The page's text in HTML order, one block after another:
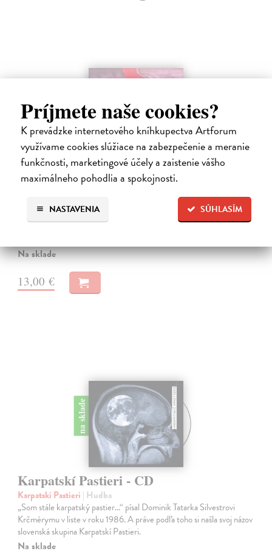
Príjmete naše cookies?
K prevádzke internetového kníhkupectva Artforum
využívame cookies slúžiace na zabezpečenie a meranie
funkčnosti, marketingové účely a zaistenie vášho
maximálneho pohodlia a spokojnosti.
SÚHLASÍM
NASTAVENIA
na sklade
The Breathing Earth - CD
Dlhých sedemnásť rokov museli čakať fanúšikovia kultového
zoskupenia Waking Vision na nový album. Gitarista a skladateľ John
Na sklade
13,00 €
na sklade
Karpatskí Pastieri - CD
Karpatskí Pastieri | Hudba
„Som stále karpatský pastier...“ písal Dominik Tatarka Silvestrovi
Krčmérymu v liste v roku 1986. A práve podľa toho si našla svoj názov
slovenská skupina Karpatskí Pastieri.
Na sklade